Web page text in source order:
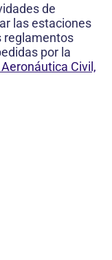
de
las estaciones
reglamentos
por la
Civil,